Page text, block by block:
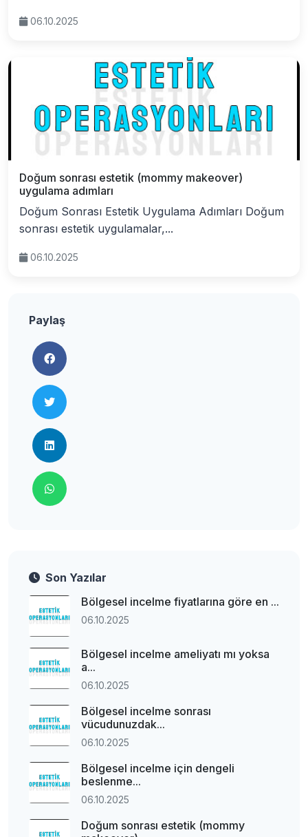
06.10.2025
Doğum sonrası estetik (mommy makeover)
uygulama adımları
Doğum Sonrası Estetik Uygulama Adımları Doğum
sonrası estetik uygulamalar,...
06.10.2025
Paylaş
Son Yazılar
Bölgesel incelme fiyatlarına göre en ...
06.10.2025
Bölgesel incelme ameliyatı mı yoksa
a...
06.10.2025
Bölgesel incelme sonrası
vücudunuzdak...
06.10.2025
Bölgesel incelme için dengeli
beslenme...
06.10.2025
Doğum sonrası estetik (mommy